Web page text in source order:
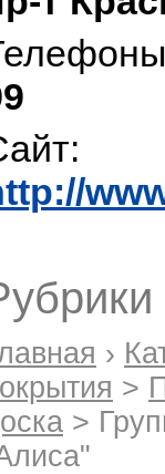
›
>
>